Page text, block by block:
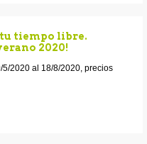
tiempo libre.
2020!
2020 al 18/8/2020, precios